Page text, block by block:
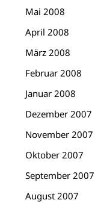
Mai 2008
April 2008
März 2008
Februar 2008
Januar 2008
Dezember 2007
November 2007
Oktober 2007
September 2007
August 2007